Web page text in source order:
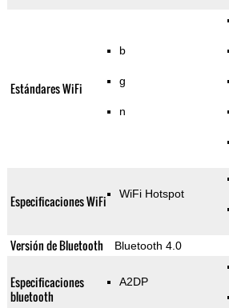
Estándares WiFi
b
g
n
Especificaciones WiFi WiFi Hotspot
Versión de Bluetooth Bluetooth 4.0
Especificaciones
bluetooth
A2DP